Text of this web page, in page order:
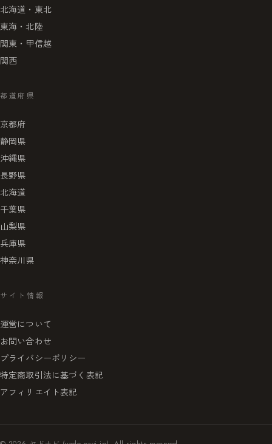
北海道・東北
東海・北陸
関東・甲信越
関西
都道府県
京都府
静岡県
沖縄県
長野県
北海道
千葉県
山梨県
兵庫県
神奈川県
サイト情報
運営について
お問い合わせ
プライバシーポリシー
特定商取引法に基づく表記
アフィリエイト表記